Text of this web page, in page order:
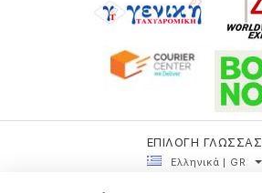
ΕΠΙΛΟΓΗ ΓΛΩΣΣΑΣ
Ελληνικά | GR